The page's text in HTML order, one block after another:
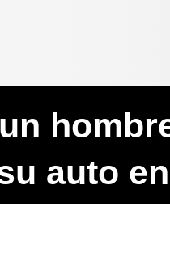
auto